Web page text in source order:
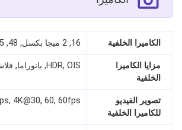
الكاميرا الخلفية 16, 2 ميجا بكسل, 48, 5
مزايا الكاميرا
الخلفية
HDR, OIS, بانوراما, فلاش LED مزدوج
تصوير الفيديو
للكاميرا الخلفية
4K@30, 60, 60fps